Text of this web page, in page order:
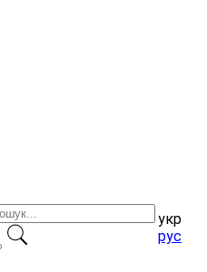
укр
рус